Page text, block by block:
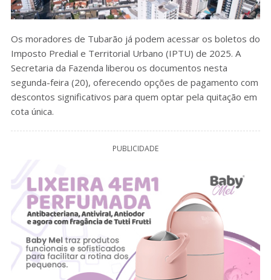
Os moradores de Tubarão já podem acessar os boletos do
Imposto Predial e Territorial Urbano (IPTU) de 2025. A
Secretaria da Fazenda liberou os documentos nesta
segunda-feira (20), oferecendo opções de pagamento com
descontos significativos para quem optar pela quitação em
cota única.
PUBLICIDADE